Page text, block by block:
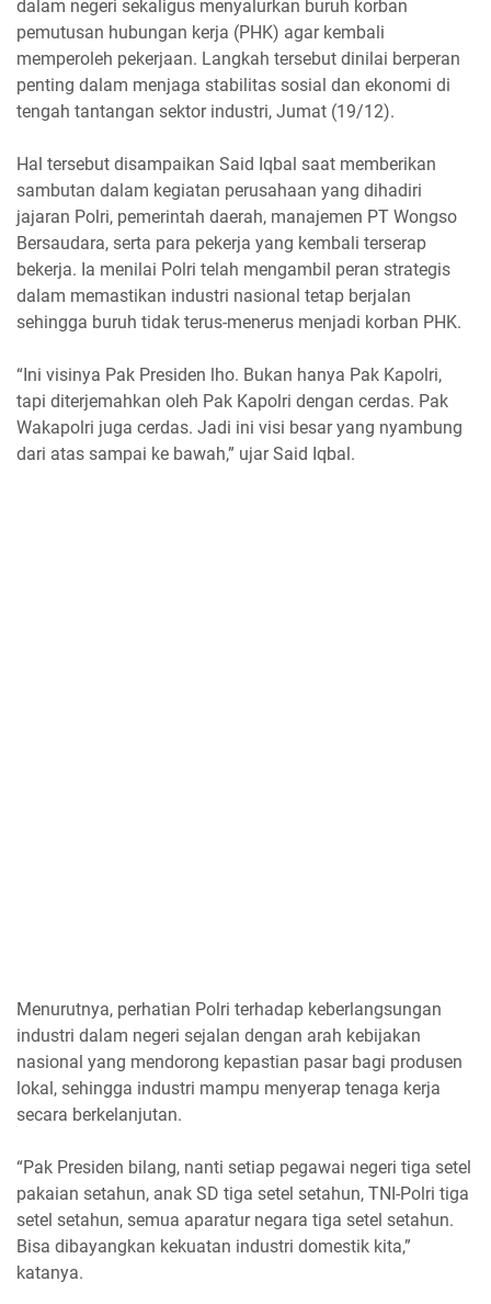
dalam negeri sekaligus menyalurkan buruh korban
pemutusan hubungan kerja (PHK) agar kembali
memperoleh pekerjaan. Langkah tersebut dinilai berperan
penting dalam menjaga stabilitas sosial dan ekonomi di
tengah tantangan sektor industri, Jumat (19/12).
Hal tersebut disampaikan Said Iqbal saat memberikan
sambutan dalam kegiatan perusahaan yang dihadiri
jajaran Polri, pemerintah daerah, manajemen PT Wongso
Bersaudara, serta para pekerja yang kembali terserap
bekerja. Ia menilai Polri telah mengambil peran strategis
dalam memastikan industri nasional tetap berjalan
sehingga buruh tidak terus-menerus menjadi korban PHK.
“Ini visinya Pak Presiden lho. Bukan hanya Pak Kapolri,
tapi diterjemahkan oleh Pak Kapolri dengan cerdas. Pak
Wakapolri juga cerdas. Jadi ini visi besar yang nyambung
dari atas sampai ke bawah,” ujar Said Iqbal.
Menurutnya, perhatian Polri terhadap keberlangsungan
industri dalam negeri sejalan dengan arah kebijakan
nasional yang mendorong kepastian pasar bagi produsen
lokal, sehingga industri mampu menyerap tenaga kerja
secara berkelanjutan.
“Pak Presiden bilang, nanti setiap pegawai negeri tiga setel
pakaian setahun, anak SD tiga setel setahun, TNI-Polri tiga
setel setahun, semua aparatur negara tiga setel setahun.
Bisa dibayangkan kekuatan industri domestik kita,”
katanya.